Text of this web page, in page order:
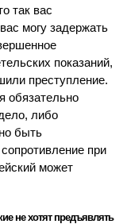
так вас
могу задержать
показаний,
преступление.
обязательно
либо
быть
при
может
не хотят предъявлять